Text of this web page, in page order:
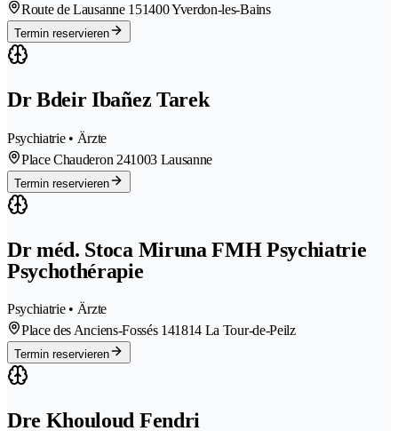
Route de Lausanne 151400 Yverdon-les-Bains
Termin reservieren
Dr Bdeir Ibañez Tarek
Psychiatrie • Ärzte
Place Chauderon 241003 Lausanne
Termin reservieren
Dr méd. Stoca Miruna FMH Psychiatrie
Psychothérapie
Psychiatrie • Ärzte
Place des Anciens-Fossés 141814 La Tour-de-Peilz
Termin reservieren
Dre Khouloud Fendri